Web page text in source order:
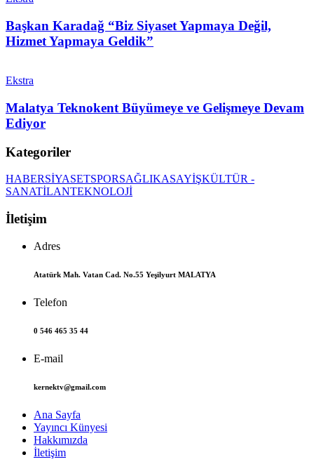
Başkan Karadağ “Biz Siyaset Yapmaya Değil,
Hizmet Yapmaya Geldik”
Ekstra
Malatya Teknokent Büyümeye ve Gelişmeye Devam
Ediyor
Kategoriler
HABERSİYASETSPORSAĞLIKASAYİŞKÜLTÜR -
SANATİLANTEKNOLOJİ
İletişim
Adres
Atatürk Mah. Vatan Cad. No.55 Yeşilyurt MALATYA
Telefon
0 546 465 35 44
E-mail
kernektv@gmail.com
Ana Sayfa
Yayıncı Künyesi
Hakkımızda
İletişim